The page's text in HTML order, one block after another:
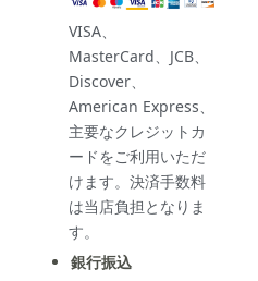
VISA、
MasterCard、JCB、
Discover、
American Express、
主要なクレジットカ
ードをご利用いただ
けます。決済手数料
は当店負担となりま
す。
銀行振込